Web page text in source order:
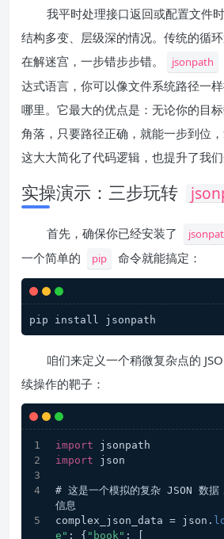
我平时处理接口返回或配置文件
结构多变、层级深的情况。传统的循
在解迷宫，一步错步步错。
jsonpath
达式语言，你可以像文件系统路径一
哪里。它最大的优点是：无论你的目
角落，只要路径正确，就能一步到位，
这大大简化了代码逻辑，也提升了我们
实操演示：三步玩转
首先，确保你已经安装了
一个简单的
pip 命令就能搞定：
pip install jsonpath
咱们来定义一个稍微复杂点的
续操作的靶子：
import jsonpath
import json
# 这是一个模拟的复杂 JSON 数据
信息
complex_json_data = json.
e" : { "book" : [